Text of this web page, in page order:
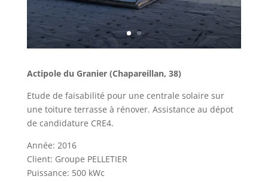
Actipole du Granier (Chapareillan, 38)
Etude de faisabilité pour une centrale solaire sur
une toiture terrasse à rénover. Assistance au dépot
de candidature CRE4.
Année: 2016
Client: Groupe PELLETIER
Puissance: 500 kWc